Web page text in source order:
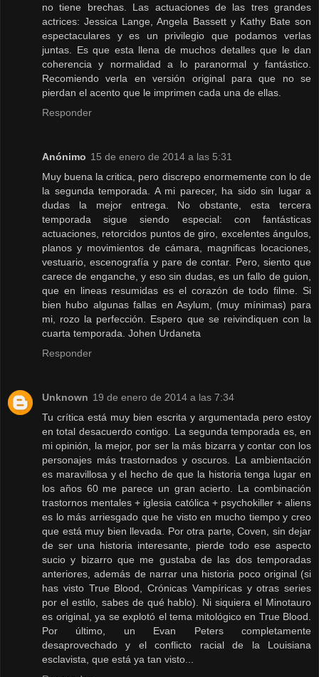
no tiene brechas. Las actuaciones de las tres grandes
actrices: Jessica Lange, Angela Bassett y Kathy Bate son
espectaculares y es un privilegio que podamos verlas
juntas. Es que esta llena de muchos detalles que le dan
coherencia y normalidad a lo paranormal y fantástico.
Recomiendo verla en versión original para que no se
pierdan el acento que le imprimen cada una de ellas.
Responder
Anónimo 15 de enero de 2014 a las 5:31
Muy buena la critica, pero discrepo enormemente con lo de
la segunda temporada. A mi parecer, ha sido sin lugar a
dudas la mejor entrega. No obstante, esta tercera
temporada sigue siendo especial: con fantásticas
actuaciones, retorcidos puntos de giro, excelentes ángulos,
planos y movimientos de cámara, magnificas locaciones,
vestuario, escenografía y pare de contar. Pero, siento que
carece de enganche, y eso sin dudas, es un fallo de guion,
que en lineas resumidas es el corazón de todo filme. Si
bien hubo algunas fallas en Asylum, (muy mínimas) para
mi, rozo la perfección. Espero que se reivindiquen con la
cuarta temporada. Johen Urdaneta
Responder
Unknown 19 de enero de 2014 a las 7:34
Tu crítica está muy bien escrita y argumentada pero estoy
en total desacuerdo contigo. La segunda temporada es, en
mi opinión, la mejor, por ser la más bizarra y contar con los
personajes más trastornados y oscuros. La ambientación
es maravillosa y el hecho de que la historia tenga lugar en
los años 60 me parece un gran acierto. La combinación
trastornos mentales + iglesia católica + psychokiller + aliens
es lo más arriesgado que he visto en mucho tiempo y creo
que está muy bien llevada. Por otra parte, Coven, sin dejar
de ser una historia interesante, pierde todo ese aspecto
sucio y bizarro que me gustaba de las dos temporadas
anteriores, además de narrar una historia poco original (si
has visto True Blood, Crónicas Vampíricas y otras series
por el estilo, sabes de qué hablo). Ni siquiera el Minotauro
es original, ya se explotó el tema mitológico en True Blood.
Por último, un Evan Peters completamente
desaprovechado y el conflicto racial de la Louisiana
esclavista, que está ya tan visto...